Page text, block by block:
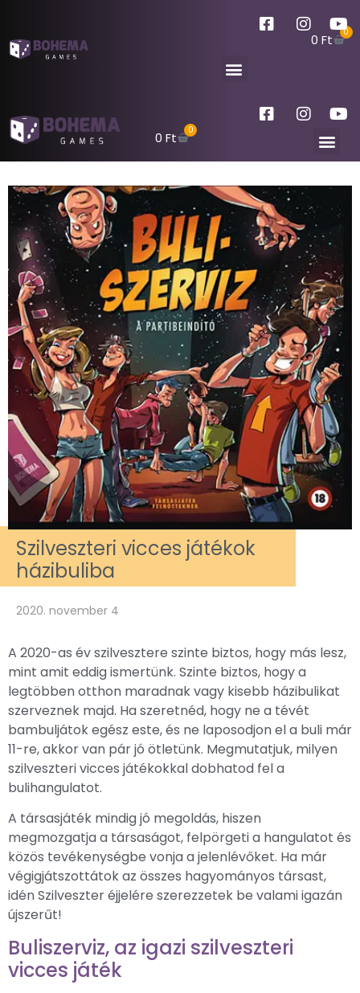
0 Ft 0
0Ft 0
Szilveszteri vicces játékok
házibuliba
2020. november 4
A 2020-as év szilvesztere szinte biztos, hogy más lesz,
mint amit eddig ismertünk. Szinte biztos, hogy a
legtöbben otthon maradnak vagy kisebb házibulikat
szerveznek majd. Ha szeretnéd, hogy ne a tévét
bambuljátok egész este, és ne laposodjon el a buli már
11-re, akkor van pár jó ötletünk. Megmutatjuk, milyen
szilveszteri vicces játékokkal dobhatod fel a
bulihangulatot.
A társasjáték mindig jó megoldás, hiszen
megmozgatja a társaságot, felpörgeti a hangulatot és
közös tevékenységbe vonja a jelenlévőket. Ha már
végigjátszottátok az összes hagyományos társast,
idén Szilveszter éjjelére szerezzetek be valami igazán
újszerűt!
Buliszerviz, az igazi szilveszteri
vicces játék